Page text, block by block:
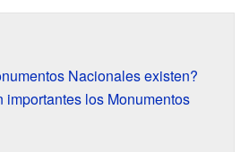
Nacionales existen?
importantes los Monumentos